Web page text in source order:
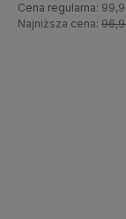
Cena regularna:
Najniższa cena: